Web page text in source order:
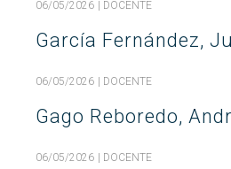
06/05/2026 | DOCENTE
García Fernández,
06/05/2026 | DOCENTE
Gago Reboredo,
06/05/2026 | DOCENTE